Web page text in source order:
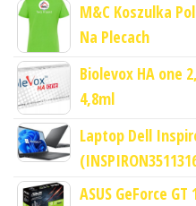
M&C Koszulka
Na Plecach
Biolevox HA one
4,8ml
Laptop Dell
ASUS GeForce GT